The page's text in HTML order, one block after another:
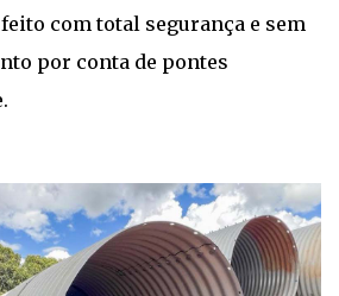
com total segurança e sem
por conta de pontes